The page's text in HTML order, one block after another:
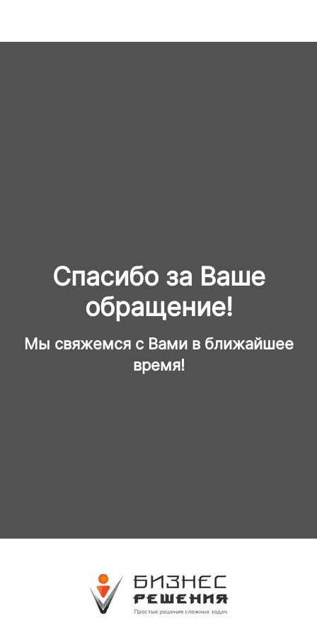
Спасибо за Ваше
обращение!
Мы свяжемся с Вами в ближайшее
время!